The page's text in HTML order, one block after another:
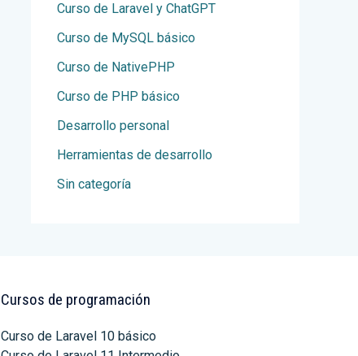
Curso de Laravel y ChatGPT
Curso de MySQL básico
Curso de NativePHP
Curso de PHP básico
Desarrollo personal
Herramientas de desarrollo
Sin categoría
Cursos de programación
Curso de Laravel 10 básico